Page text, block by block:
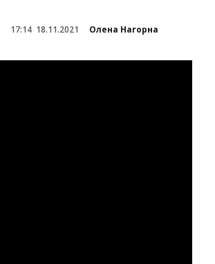
17:14 18.11.2021 Олена Нагорна